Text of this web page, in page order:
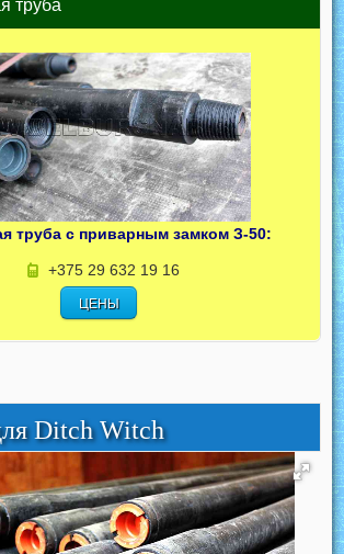
труба
труба с приварным замком З-50:
+375 29 632 19 16
ЦЕНЫ
Ditch Witch